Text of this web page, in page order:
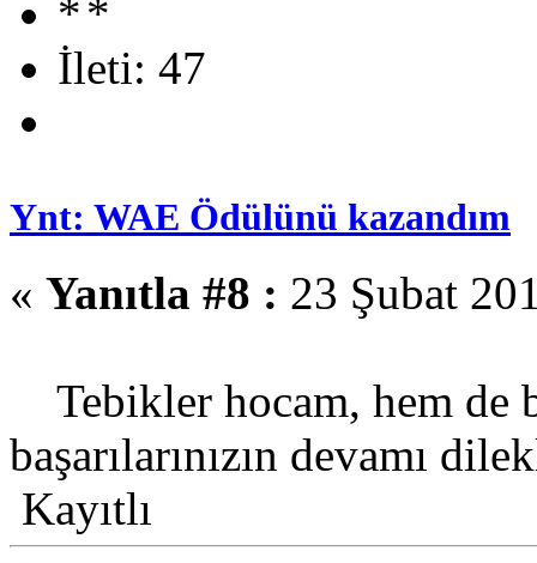
İleti: 47
Ynt: WAE Ödülünü kazandım
« Yanıtla #8 : 23 Şubat
Tebikler hocam, hem de
başarılarınızın devamı
Kayıtlı